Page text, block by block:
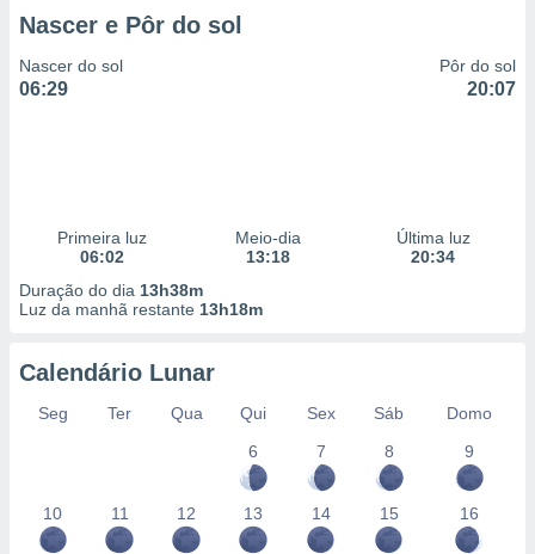
Nascer e Pôr do sol
Nascer do sol
06:29
Pôr do sol
20:07
Primeira luz
06:02
Meio-dia
13:18
Última luz
20:34
Duração do dia 13h38m
Luz da manhã restante 13h18m
Calendário Lunar
Seg Ter Qua Qui Sex Sáb
Domo
6
7 8 9
10 11 12 13 14 15 16